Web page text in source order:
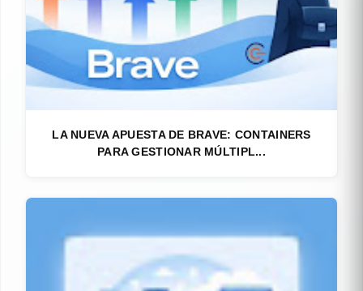
LA NUEVA APUESTA DE BRAVE: CONTAINERS
PARA GESTIONAR MÚLTIPL...